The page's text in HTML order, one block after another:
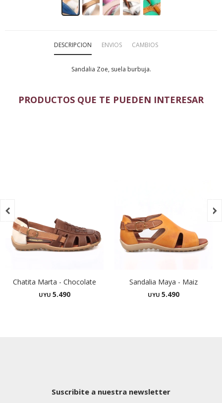
DESCRIPCION ENVIOS CAMBIOS
Sandalia Zoe, suela burbuja.
PRODUCTOS QUE TE PUEDEN INTERESAR
Chatita Marta - Chocolate
UYU 5.490
Sandalia Maya - Maiz
UYU 5.490
 
Suscribite a nuestra newsletter